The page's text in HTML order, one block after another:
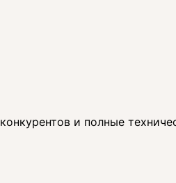
и полные